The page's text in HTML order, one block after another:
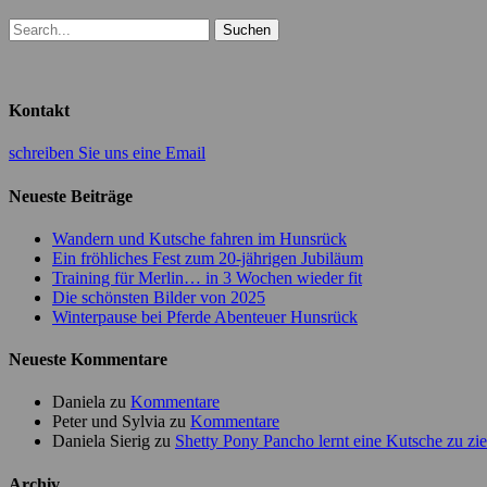
Suchen
nach:
Kontakt
schreiben Sie uns eine Email
Neueste Beiträge
Wandern und Kutsche fahren im Hunsrück
Ein fröhliches Fest zum 20-jährigen Jubiläum
Training für Merlin… in 3 Wochen wieder fit
Die schönsten Bilder von 2025
Winterpause bei Pferde Abenteuer Hunsrück
Neueste Kommentare
Daniela zu Kommentare
Peter und Sylvia zu Kommentare
Daniela Sierig zu Shetty Pony Pancho lernt eine Kutsche zu